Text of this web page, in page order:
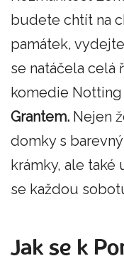
budete chtít na
památek,
se natáčela celá
komedie
Grantem. Nejen
domky s
krámky, ale také
se každou
Jak se k